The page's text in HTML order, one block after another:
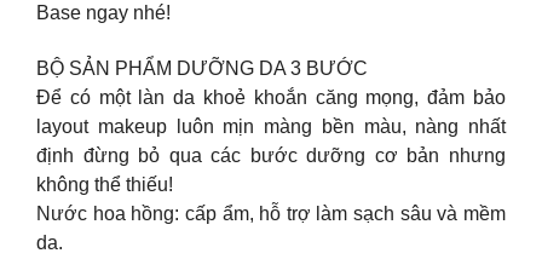
Base ngay nhé!
BỘ SẢN PHẨM DƯỠNG DA 3 BƯỚC
Để có một làn da khoẻ khoắn căng mọng, đảm bảo
layout makeup luôn mịn màng bền màu, nàng nhất
định đừng bỏ qua các bước dưỡng cơ bản nhưng
không thể thiếu!
Nước hoa hồng: cấp ẩm, hỗ trợ làm sạch sâu và mềm
da.